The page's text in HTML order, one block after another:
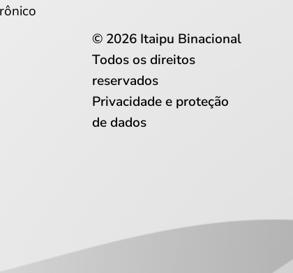
© 2026 Itaipu Binacional
Todos os direitos
reservados
Privacidade e proteção
de dados